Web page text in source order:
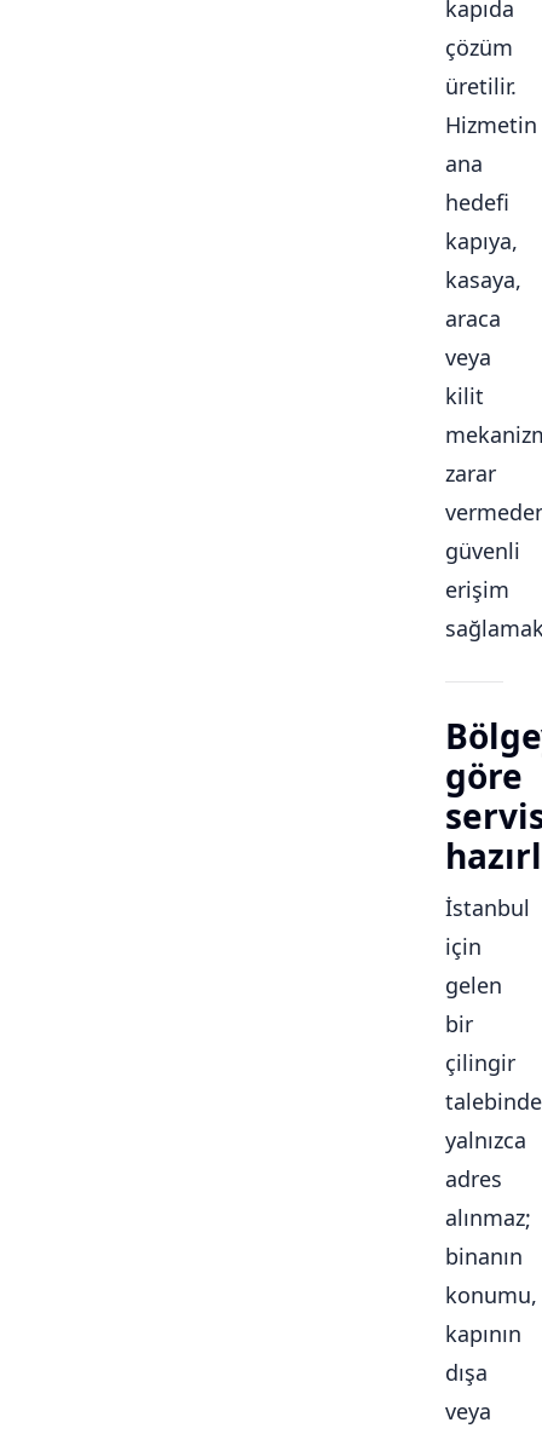
kapıda
çözüm
üretilir.
Hizmetin
ana
hedefi
kapıya,
kasaya,
araca
veya
kilit
zarar
güvenli
erişim
göre
İstanbul
için
gelen
bir
çilingir
talebinde
yalnızca
adres
alınmaz;
binanın
konumu,
kapının
dışa
veya